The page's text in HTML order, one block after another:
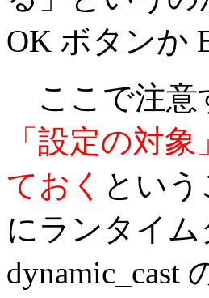
OK ボタンか
ここで注意
「設定の対
ておく とい
にランタイ
dynamic_cast